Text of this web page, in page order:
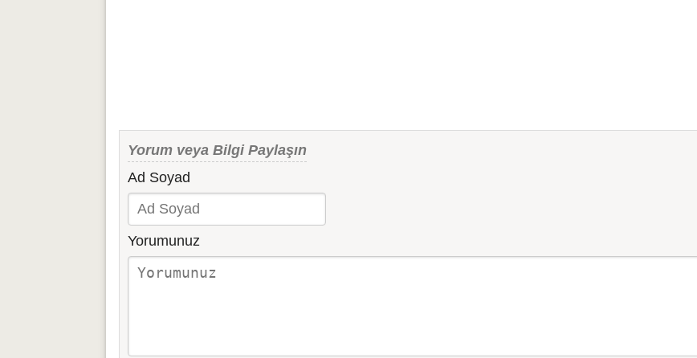
Yorum veya Bilgi Paylaşın
Ad Soyad
Yorumunuz